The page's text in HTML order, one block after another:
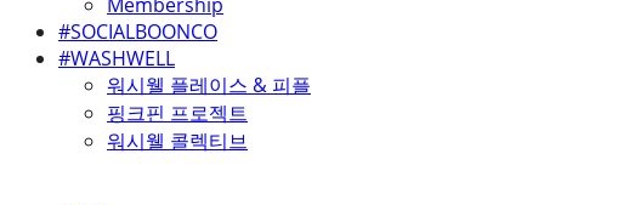
#SOCIALBOONCO
#WASHWELL
워시웰 플레이스 & 피플
핑크핀 프로젝트
워시웰 콜렉티브